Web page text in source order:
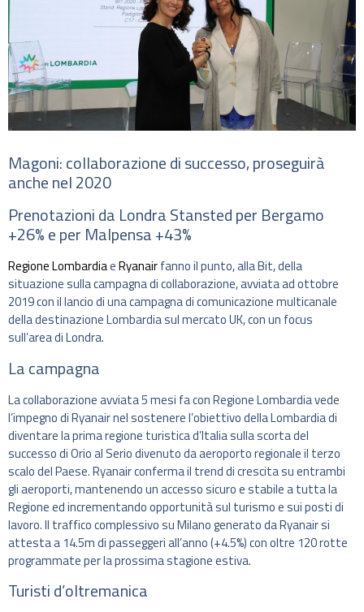
Magoni: collaborazione di successo, proseguirà
anche nel 2020
Prenotazioni da Londra Stansted per Bergamo
+26% e per Malpensa +43%
Regione LombardiaeRyanairfanno il punto, alla Bit, della
situazione sulla campagna di collaborazione, avviata ad ottobre
2019 con il lancio di una campagna di comunicazione multicanale
della destinazione Lombardia sul mercato UK, con un focus
sull’area di Londra.
La campagna
La collaborazione avviata 5 mesi fa con Regione Lombardia vede
l’impegno di Ryanair nel sostenere l’obiettivo della Lombardia di
diventare la prima regione turistica d’Italia sulla scorta del
successo di Orio al Serio divenuto da aeroporto regionale il terzo
scalo del Paese. Ryanair conferma il trend di crescita su entrambi
gli aeroporti, mantenendo un accesso sicuro e stabile a tutta la
Regione ed incrementando opportunità sul turismo e sui posti di
lavoro. Il traffico complessivo su Milano generato da Ryanair si
attesta a 14.5m di passeggeri all’anno (+4.5%) con oltre 120 rotte
programmate per la prossima stagione estiva.
Turisti d’oltremanica